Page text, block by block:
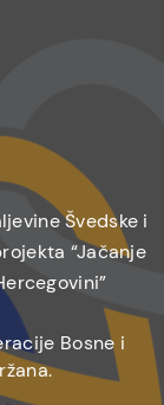
Švedske i
“Jačanje
Bosne i